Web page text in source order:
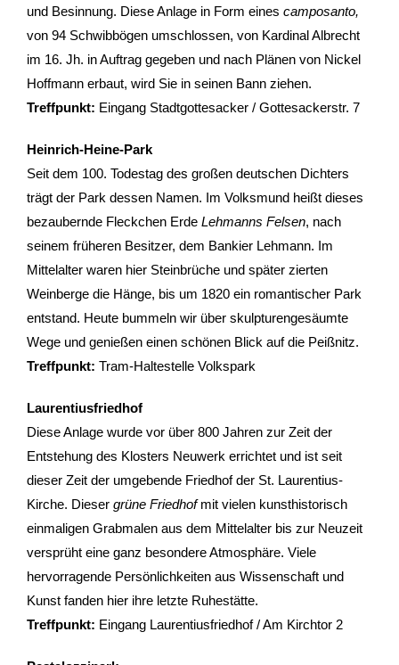
Über StattReisen
- Philosophie
- StattReisen Verband
Kontakt
- Häufige Fragen
- Feedback
und Besinnung. Diese Anlage in Form eines camposanto,
von 94 Schwibbögen umschlossen, von Kardinal Albrecht
im 16. Jh. in Auftrag gegeben und nach Plänen von Nickel
Hoffmann erbaut, wird Sie in seinen Bann ziehen.
Treffpunkt: Eingang Stadtgottesacker / Gottesackerstr. 7
Heinrich-Heine-Park
Seit dem 100. Todestag des großen deutschen Dichters
trägt der Park dessen Namen. Im Volksmund heißt dieses
bezaubernde Fleckchen Erde Lehmanns Felsen, nach
seinem früheren Besitzer, dem Bankier Lehmann. Im
Mittelalter waren hier Steinbrüche und später zierten
Weinberge die Hänge, bis um 1820 ein romantischer Park
entstand. Heute bummeln wir über skulpturengesäumte
Wege und genießen einen schönen Blick auf die Peißnitz.
Treffpunkt: Tram-Haltestelle Volkspark
Laurentiusfriedhof
Diese Anlage wurde vor über 800 Jahren zur Zeit der
Entstehung des Klosters Neuwerk errichtet und ist seit
dieser Zeit der umgebende Friedhof der St. Laurentius-
Kirche. Dieser grüne Friedhofmit vielen kunsthistorisch
einmaligen Grabmalen aus dem Mittelalter bis zur Neuzeit
versprüht eine ganz besondere Atmosphäre. Viele
hervorragende Persönlichkeiten aus Wissenschaft und
Kunst fanden hier ihre letzte Ruhestätte.
Treffpunkt: Eingang Laurentiusfriedhof / Am Kirchtor 2